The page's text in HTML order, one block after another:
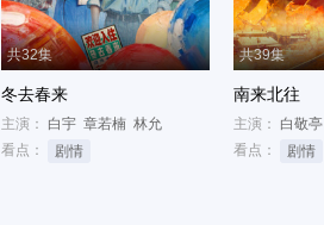
共32集
冬去春来
主演： 白宇 章若楠 林允
看点：
剧情
共39集
南来北往
主演： 白敬亭
看点：
剧情